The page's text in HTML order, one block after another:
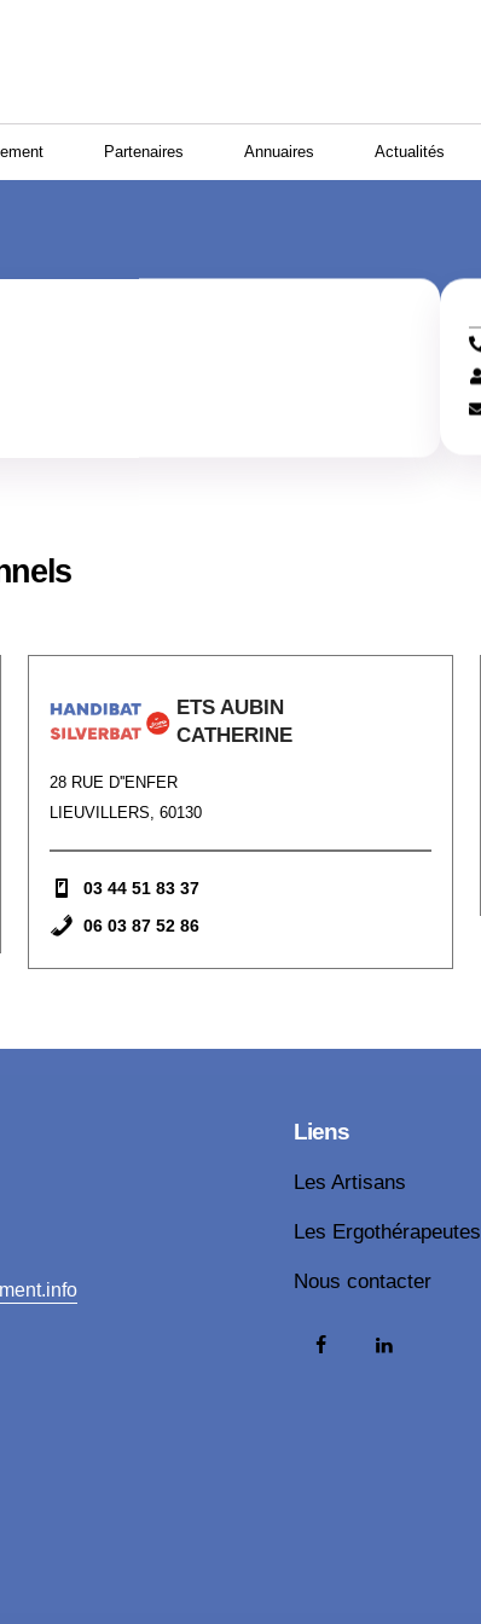
Partenaires Annuaires Actualités
ETS AUBIN
CATHERINE
28 RUE D''ENFER
LIEUVILLERS, 60130
03 44 51 83 37
06 03 87 52 86
Liens
Les Artisans
Les Ergothérapeutes
Nous contacter